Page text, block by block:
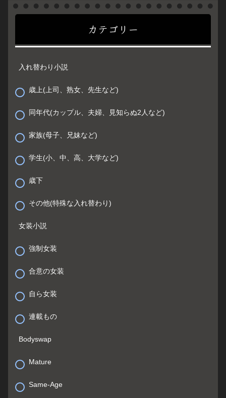
カテゴリー
入れ替わり小説
歳上(上司、熟女、先生など)
同年代(カップル、夫婦、見知らぬ2人など)
家族(母子、兄妹など)
学生(小、中、高、大学など)
歳下
その他(特殊な入れ替わり)
女装小説
強制女装
合意の女装
自ら女装
連載もの
Bodyswap
Mature
Same-Age